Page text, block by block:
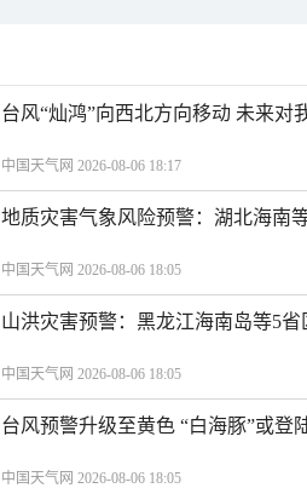
台风“灿鸿”向西北方向移动 未来对
中国天气网 2026-08-06 18:17
地质灾害气象风险预警：湖北海南
中国天气网 2026-08-06 18:05
山洪灾害预警：黑龙江海南岛等5
中国天气网 2026-08-06 18:05
台风预警升级至黄色 “白海豚”或登
中国天气网 2026-08-06 18:05